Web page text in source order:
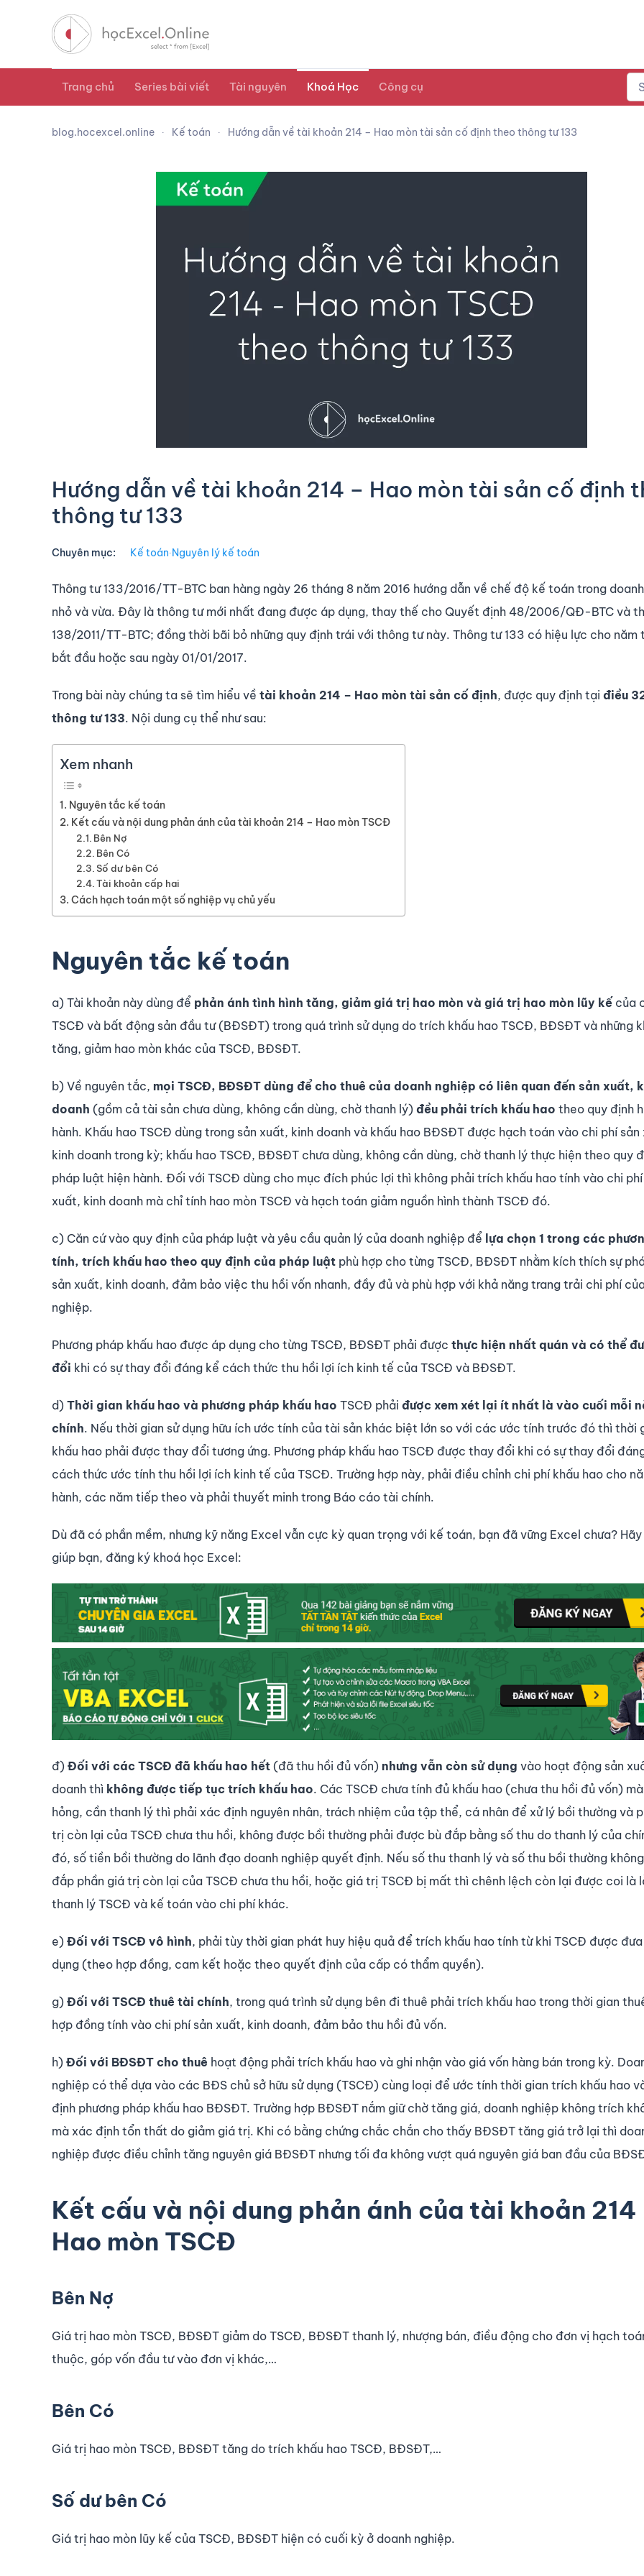
Trang chủ Series bài viết Tài nguyên Khoá Học Công cụ
blog.hocexcel.online Kế toán Hướng dẫn về tài khoản 214 – Hao mòn tài sản cố định theo thông tư 133
Hướng dẫn về tài khoản 214 – Hao mòn tài sản cố định
thông tư 133
Chuyên mục: Kế toán∙Nguyên lý kế toán
Thông tư 133/2016/TT-BTC ban hàng ngày 26 tháng 8 năm 2016 hướng dẫn về chế độ kế toán trong
nhỏ và vừa. Đây là thông tư mới nhất đang được áp dụng, thay thế cho Quyết định 48/2006/QĐ-BTC và
138/2011/TT-BTC; đồng thời bãi bỏ những quy định trái với thông tư này. Thông tư 133 có hiệu lực cho năm
bắt đầu hoặc sau ngày 01/01/2017.
Trong bài này chúng ta sẽ tìm hiểu về tài khoản 214 – Hao mòn tài sản cố định, được quy định tại điều
thông tư133. Nội dung cụ thể như sau:
Xem nhanh
Nguyên tắc kế toán
Kết cấu và nội dung phản ánh của tài khoản 214 – Hao mòn TSCĐ
Bên Nợ
Bên Có
Số dư bên Có
Tài khoản cấp hai
Cách hạch toán một số nghiệp vụ chủ yếu
Nguyên tắc kế toán
a) Tài khoản này dùng để phản ánh tình hình tăng, giảm giá trị hao mòn và giá trị hao mòn lũy kế của
TSCĐ và bất động sản đầu tư (BĐSĐT) trong quá trình sử dụng do trích khấu hao TSCĐ, BĐSĐT và những
tăng, giảm hao mòn khác của TSCĐ, BĐSĐT.
b) Về nguyên tắc, mọi TSCĐ, BĐSĐT dùng để cho thuê của doanh nghiệp có liên quan đến sản xuất,
doanh (gồm cả tài sản chưa dùng, không cần dùng, chờ thanh lý) đều phải trích khấu hao theo quy định
hành. Khấu hao TSCĐ dùng trong sản xuất, kinh doanh và khấu hao BĐSĐT được hạch toán vào chi phí sản
kinh doanh trong kỳ; khấu hao TSCĐ, BĐSĐT chưa dùng, không cần dùng, chờ thanh lý thực hiện theo quy
pháp luật hiện hành. Đối với TSCĐ dùng cho mục đích phúc lợi thì không phải trích khấu hao tính vào chi phí
xuất, kinh doanh mà chỉ tính hao mòn TSCĐ và hạch toán giảm nguồn hình thành TSCĐ đó.
c) Căn cứ vào quy định của pháp luật và yêu cầu quản lý của doanh nghiệp để lựa chọn 1 trong các
tính, trích khấu hao theo quy định của pháp luật phù hợp cho từng TSCĐ, BĐSĐT nhằm kích thích sự
sản xuất, kinh doanh, đảm bảo việc thu hồi vốn nhanh, đầy đủ và phù hợp với khả năng trang trải chi phí
nghiệp.
Phương pháp khấu hao được áp dụng cho từng TSCĐ, BĐSĐT phải được thực hiện nhất quán và có thể
đổi khi có sự thay đổi đáng kể cách thức thu hồi lợi ích kinh tế của TSCĐ và BĐSĐT.
d) Thời gian khấu hao và phương pháp khấu hao TSCĐ phải được xem xét lại ít nhất là vào cuối mỗi
chính. Nếu thời gian sử dụng hữu ích ước tính của tài sản khác biệt lớn so với các ước tính trước đó thì thời
khấu hao phải được thay đổi tương ứng. Phương pháp khấu hao TSCĐ được thay đổi khi có sự thay đổi
cách thức ước tính thu hồi lợi ích kinh tế của TSCĐ. Trường hợp này, phải điều chỉnh chi phí khấu hao cho
hành, các năm tiếp theo và phải thuyết minh trong Báo cáo tài chính.
Dù đã có phần mềm, nhưng kỹ năng Excel vẫn cực kỳ quan trọng với kế toán, bạn đã vững Excel chưa?
giúp bạn, đăng ký khoá học Excel:
đ) Đối với các TSCĐ đã khấu hao hết (đã thu hồi đủ vốn) nhưng vẫn còn sử dụng vào hoạt động sản
doanh thì không được tiếp tục trích khấu hao. Các TSCĐ chưa tính đủ khấu hao (chưa thu hồi đủ vốn)
hỏng, cần thanh lý thì phải xác định nguyên nhân, trách nhiệm của tập thể, cá nhân để xử lý bồi thường và
trị còn lại của TSCĐ chưa thu hồi, không được bồi thường phải được bù đắp bằng số thu do thanh lý của
đó, số tiền bồi thường do lãnh đạo doanh nghiệp quyết định. Nếu số thu thanh lý và số thu bồi thường
đắp phần giá trị còn lại của TSCĐ chưa thu hồi, hoặc giá trị TSCĐ bị mất thì chênh lệch còn lại được coi là
thanh lý TSCĐ và kế toán vào chi phí khác.
e) Đối với TSCĐ vô hình, phải tùy thời gian phát huy hiệu quả để trích khấu hao tính từ khi TSCĐ được
dụng (theo hợp đồng, cam kết hoặc theo quyết định của cấp có thẩm quyền).
g) Đối với TSCĐ thuê tài chính, trong quá trình sử dụng bên đi thuê phải trích khấu hao trong thời gian
hợp đồng tính vào chi phí sản xuất, kinh doanh, đảm bảo thu hồi đủ vốn.
h) Đối với BĐSĐT cho thuê hoạt động phải trích khấu hao và ghi nhận vào giá vốn hàng bán trong kỳ.
nghiệp có thể dựa vào các BĐS chủ sở hữu sử dụng (TSCĐ) cùng loại để ước tính thời gian trích khấu hao
định phương pháp khấu hao BĐSĐT. Trường hợp BĐSĐT nắm giữ chờ tăng giá, doanh nghiệp không trích
mà xác định tổn thất do giảm giá trị. Khi có bằng chứng chắc chắn cho thấy BĐSĐT tăng giá trở lại thì
nghiệp được điều chỉnh tăng nguyên giá BĐSĐT nhưng tối đa không vượt quá nguyên giá ban đầu của
Kết cấu và nội dung phản ánh của tài khoản 214
Hao mòn TSCĐ
Bên Nợ
Giá trị hao mòn TSCĐ, BĐSĐT giảm do TSCĐ, BĐSĐT thanh lý, nhượng bán, điều động cho đơn vị hạch
thuộc, góp vốn đầu tư vào đơn vị khác,…
Bên Có
Giá trị hao mòn TSCĐ, BĐSĐT tăng do trích khấu hao TSCĐ, BĐSĐT,…
Số dư bên Có
Giá trị hao mòn lũy kế của TSCĐ, BĐSĐT hiện có cuối kỳ ở doanh nghiệp.